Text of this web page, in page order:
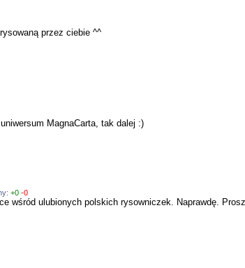
przez ciebie ^^
MagnaCarta, tak dalej :)
+0 -0
wśród ulubionych polskich rysowniczek. Naprawdę.